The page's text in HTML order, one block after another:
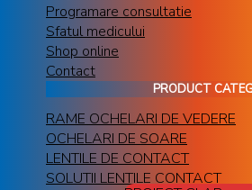
Programare consultatie
Sfatul medicului
Shop online
Contact
PRODUCT
RAME OCHELARI DE VEDERE
OCHELARI DE SOARE
LENTILE DE CONTACT
SOLUTII LENTILE CONTACT